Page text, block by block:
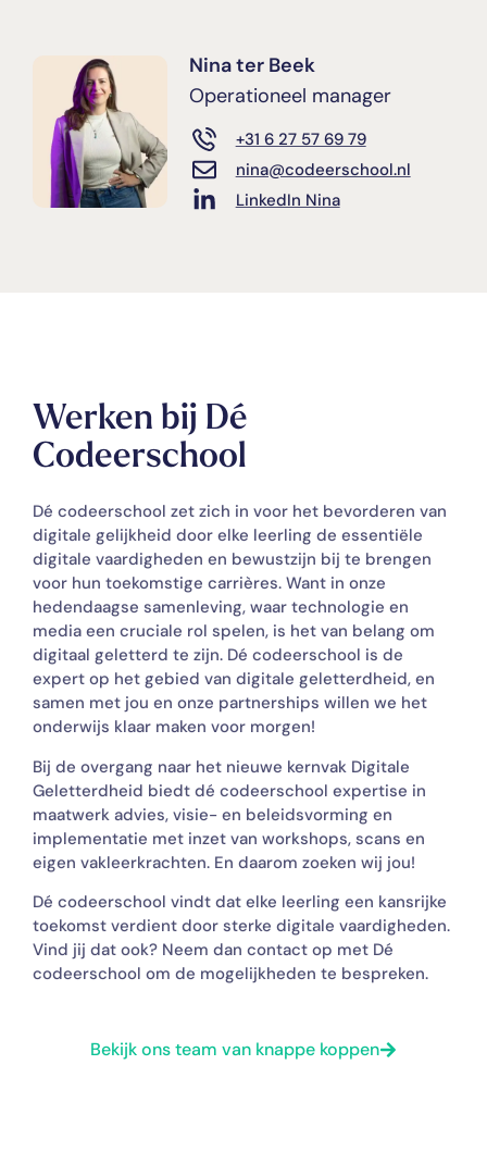
Nina ter Beek
Operationeel manager
+31 6 27 57 69 79
nina@codeerschool.nl
LinkedIn Nina
Werken bij Dé
Codeerschool
Dé codeerschool zet zich in voor het bevorderen van
digitale gelijkheid door elke leerling de essentiële
digitale vaardigheden en bewustzijn bij te brengen
voor hun toekomstige carrières. Want in onze
hedendaagse samenleving, waar technologie en
media een cruciale rol spelen, is het van belang om
digitaal geletterd te zijn. Dé codeerschool is de
expert op het gebied van digitale geletterdheid, en
samen met jou en onze partnerships willen we het
onderwijs klaar maken voor morgen!
Bij de overgang naar het nieuwe kernvak Digitale
Geletterdheid biedt dé codeerschool expertise in
maatwerk advies, visie- en beleidsvorming en
implementatie met inzet van workshops, scans en
eigen vakleerkrachten. En daarom zoeken wij jou!
Dé codeerschool vindt dat elke leerling een kansrijke
toekomst verdient door sterke digitale vaardigheden.
Vind jij dat ook? Neem dan contact op met Dé
codeerschool om de mogelijkheden te bespreken.
Bekijk ons team van knappe koppen